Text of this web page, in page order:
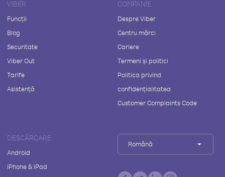
VIBER
Funcții
Blog
Securitate
Viber Out
Tarife
Asistență
COMPANIE
Despre Viber
Centru mărci
Cariere
Termeni și politici
Politica privind
confidențialitatea
Customer Complaints Code
DESCĂRCARE
Android
iPhone & iPad
Română